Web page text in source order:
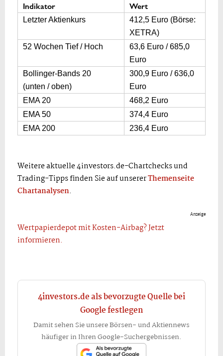
Indikator Wert
Letzter Aktienkurs
412,5 Euro (Börse:
XETRA)
52 Wochen Tief / Hoch
63,6 Euro / 685,0
Euro
Bollinger-Bands 20
(unten / oben)
300,9 Euro / 636,0
Euro
EMA 20
468,2 Euro
EMA 50
374,4 Euro
EMA 200
236,4 Euro
Weitere aktuelle 4investors.de-Chartchecks und
Trading-Tipps finden Sie auf unsererThemenseite
Chartanalysen.
Anzeige
Wertpapierdepot mit Kosten-Airbag? Jetzt
informieren.
4investors.de als bevorzugte Quelle bei
Google festlegen
Damit sehen Sie unsere Börsen- und Aktiennews
häufiger in Ihren Google-Suchergebnissen.